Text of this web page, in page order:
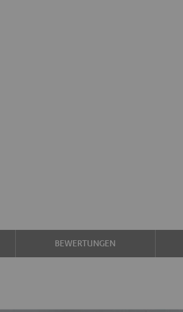
BEWERTUNGEN